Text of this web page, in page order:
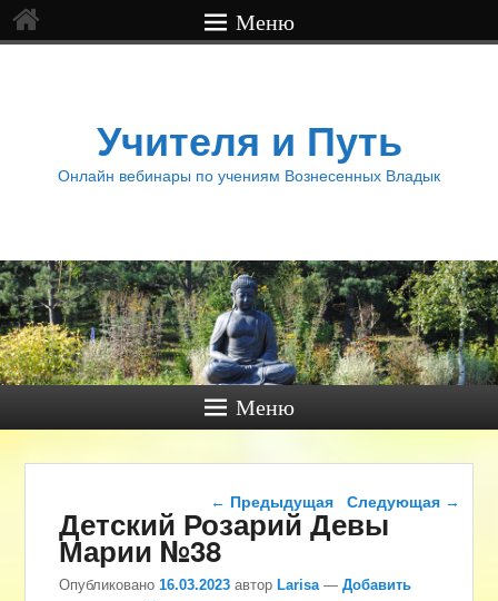
Меню
Учителя и Путь
Онлайн вебинары по учениям Вознесенных Владык
Меню
Навигация по записям
← Предыдущая Следующая →
Детский Розарий Девы
Марии №38
Опубликовано16.03.2023 авторLarisa —Добавить